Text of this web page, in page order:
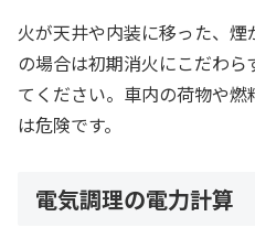
火が天井や内装に移った、
の場合は初期消火にこだわ
てください。車内の荷物や
は危険です。
電気調理の電力計算